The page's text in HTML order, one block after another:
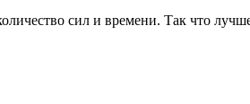
сил и времени. Так что